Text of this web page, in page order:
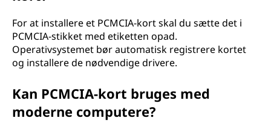
For at installere et PCMCIA-kort skal du sætte det i
PCMCIA-stikket med etiketten opad.
Operativsystemet bør automatisk registrere kortet
og installere de nødvendige drivere.
Kan PCMCIA-kort bruges med
moderne computere?